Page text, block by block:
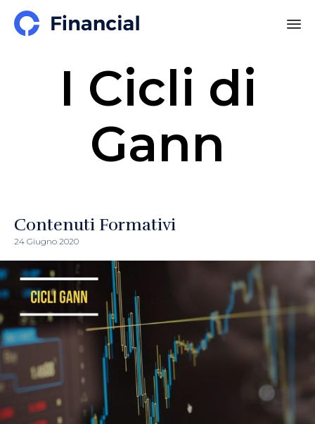
I Cicli di
Gann
Contenuti Formativi
24 Giugno 2020